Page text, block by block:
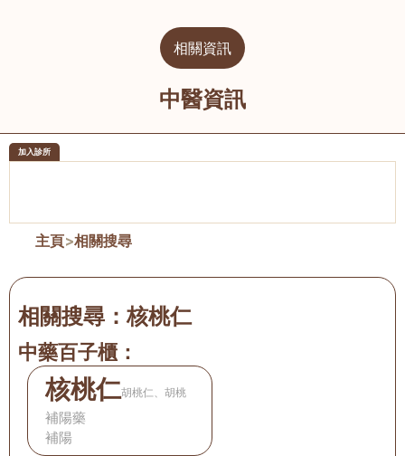
相關資訊
中醫資訊
加入診所
主頁>相關搜尋
相關搜尋：核桃仁
中藥百子櫃：
核桃仁胡桃仁、胡桃
補陽藥
補陽